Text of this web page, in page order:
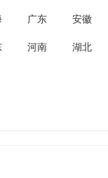
广东 安徽
河南 湖北